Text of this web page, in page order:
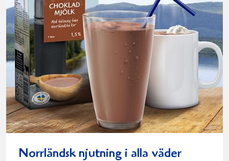
Norrländsk njutning i alla väder